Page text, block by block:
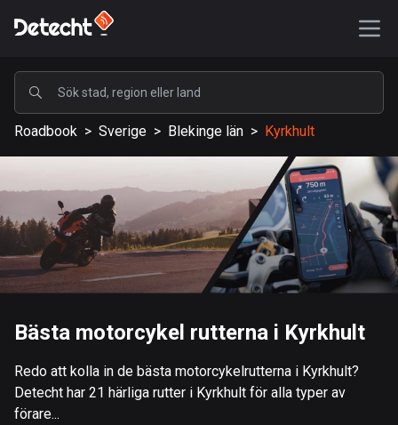
POPULÄRA
USA
590375 rutter
Sverige
204839 rutter
Storbritannien
115835 rutter
9 rutter
Roadbook > Sverige > Blekinge län > Kyrkhult
Bästa motorcykel rutterna i Kyrkhult
Redo att kolla in de bästa motorcykelrutterna i Kyrkhult?
Detecht har 21 härliga rutter i Kyrkhult för alla typer av
förare...